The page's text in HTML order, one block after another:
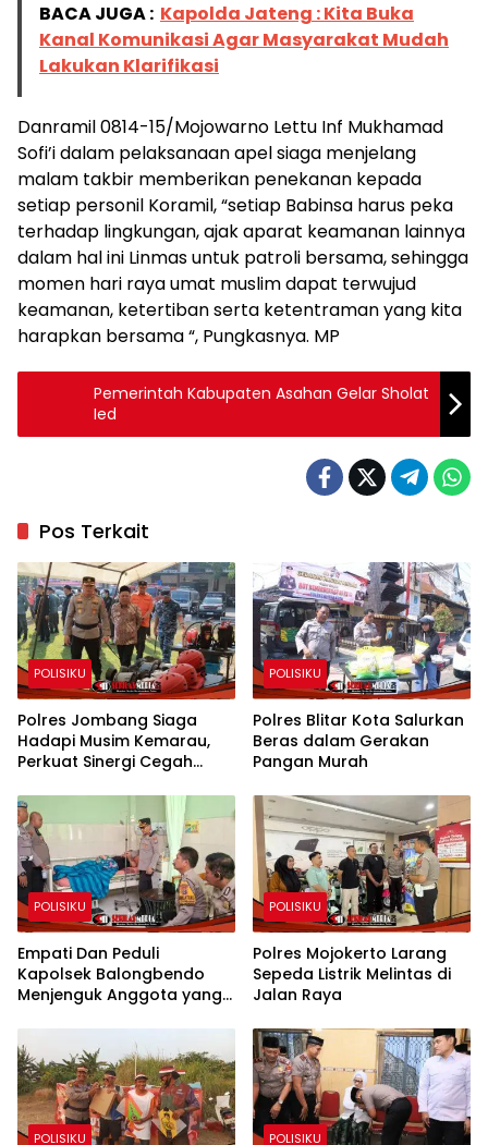
BACA JUGA : Kapolda Jateng : Kita Buka
Kanal Komunikasi Agar Masyarakat Mudah
Lakukan Klarifikasi
Danramil 0814-15/Mojowarno Lettu Inf Mukhamad
Sofi’i dalam pelaksanaan apel siaga menjelang
malam takbir memberikan penekanan kepada
setiap personil Koramil, “setiap Babinsa harus peka
terhadap lingkungan, ajak aparat keamanan lainnya
dalam hal ini Linmas untuk patroli bersama, sehingga
momen hari raya umat muslim dapat terwujud
keamanan, ketertiban serta ketentraman yang kita
harapkan bersama “, Pungkasnya. MP
Pemerintah Kabupaten Asahan Gelar Sholat
Ied
Pos Terkait
POLISIKU
Polres Jombang Siaga
Hadapi Musim Kemarau,
Perkuat Sinergi Cegah
POLISIKU
Polres Blitar Kota Salurkan
Beras dalam Gerakan
Pangan Murah
POLISIKU
Empati Dan Peduli
Kapolsek Balongbendo
Menjenguk Anggota yang
POLISIKU
Polres Mojokerto Larang
Sepeda Listrik Melintas di
Jalan Raya
POLISIKU POLISIKU